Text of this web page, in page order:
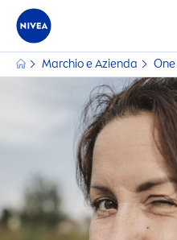
Marchio e Azienda One